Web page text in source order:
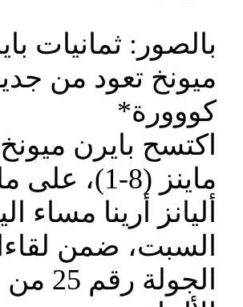
بالصور: ثمانيات
ميونخ تعود من
كووورة*
اكتسح بايرن
ماينز (8-1)،
أليانز أرينا مساء
السبت، ضمن
الجولة